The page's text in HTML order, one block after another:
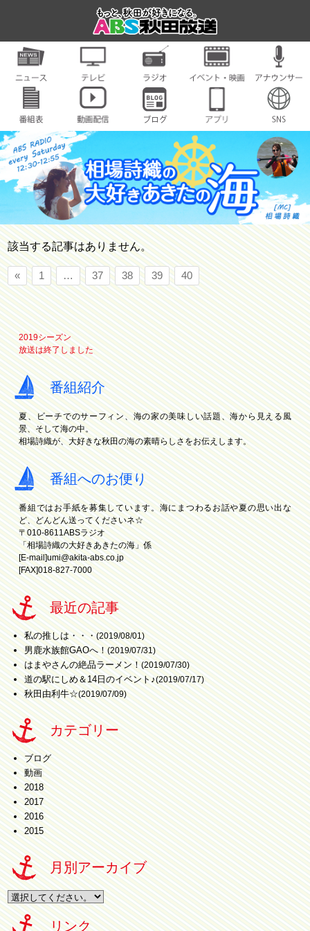
該当する記事はありません。
« 1 … 37 38 39 40
2019シーズン
放送は終了しました
番組紹介
夏、ビーチでのサーフィン、海の家の美味しい話題、海から見える風
景、そして海の中。
相場詩織が、大好きな秋田の海の素晴らしさをお伝えします。
番組へのお便り
番組ではお手紙を募集しています。海にまつわるお話や夏の思い出な
ど、どんどん送ってくださいネ☆
〒010-8611ABSラジオ
「相場詩織の大好きあきたの海」係
[E-mail]umi@akita-abs.co.jp
[FAX]018-827-7000
最近の記事
私の推しは・・・ (2019/08/01)
男鹿水族館GAOへ！ (2019/07/31)
はまやさんの絶品ラーメン！ (2019/07/30)
道の駅にしめ＆14日のイベント♪(2019/07/17)
秋田由利牛☆(2019/07/09)
カテゴリー
ブログ
動画
2018
2017
2016
2015
月別アーカイブ
リンク